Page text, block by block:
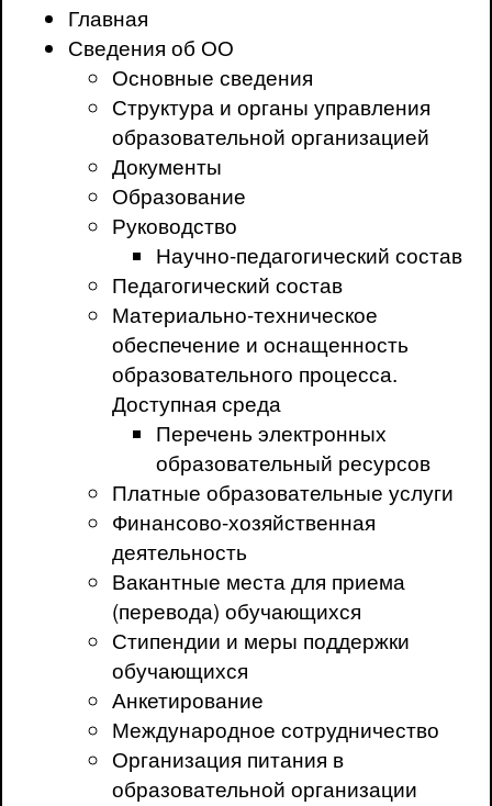
Главная
Сведения об ОО
Основные сведения
Структура и органы управления
образовательной организацией
Документы
Образование
Руководство
Научно-педагогический состав
Педагогический состав
Материально-техническое
обеспечение и оснащенность
образовательного процесса.
Доступная среда
Перечень электронных
образовательный ресурсов
Платные образовательные услуги
Финансово-хозяйственная
деятельность
Вакантные места для приема
(перевода) обучающихся
Стипендии и меры поддержки
обучающихся
Анкетирование
Международное сотрудничество
Организация питания в
образовательной организации